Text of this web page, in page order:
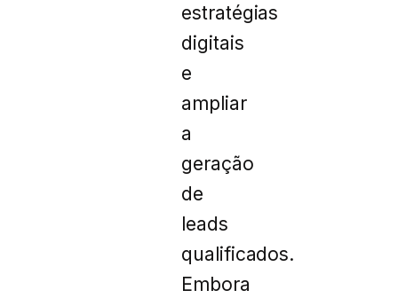
estratégias
digitais
e
ampliar
a
geração
de
leads
qualificados.
Embora